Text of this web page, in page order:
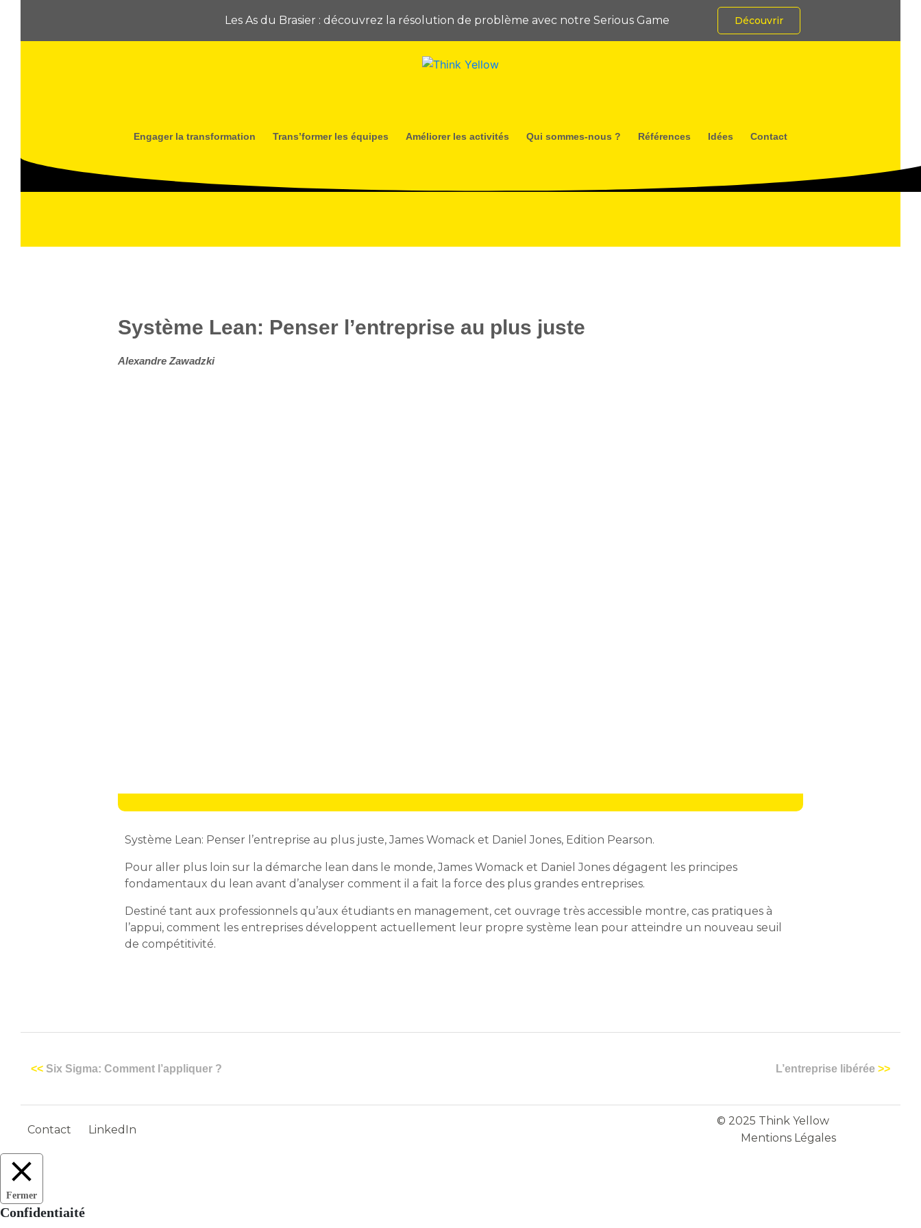
Les As du Brasier : découvrez la résolution de problème avec notre Serious Game Découvrir
Engager la transformation Trans’former les équipes Améliorer les activités Qui sommes-nous ? Références Idées Contact
Système Lean: Penser l’entreprise au plus juste
Alexandre Zawadzki
Système Lean: Penser l’entreprise au plus juste, James Womack et Daniel Jones, Edition Pearson.
Pour aller plus loin sur la démarche lean dans le monde, James Womack et Daniel Jones dégagent les principes
fondamentaux du lean avant d’analyser comment il a fait la force des plus grandes entreprises.
Destiné tant aux professionnels qu’aux étudiants en management, cet ouvrage très accessible montre, cas pratiques à
l’appui, comment les entreprises développent actuellement leur propre système lean pour atteindre un nouveau seuil
de compétitivité.
<< Six Sigma: Comment l’appliquer ? L’entreprise libérée >>
Contact LinkedIn
© 2025 Think Yellow
Mentions Légales
Fermer
Confidentiaité